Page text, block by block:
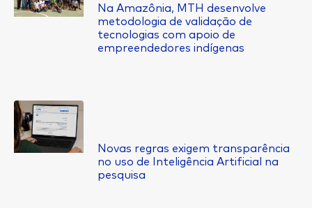
Na Amazônia, MTH desenvolve
metodologia de validação de
tecnologias com apoio de
empreendedores indígenas
Novas regras exigem transparência
no uso de Inteligência Artificial na
pesquisa